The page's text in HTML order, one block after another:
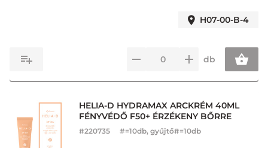
H07-00-B-4
db
HELIA-D HYDRAMAX ARCKRÉM 40ML
FÉNYVÉDŐ F50+ ÉRZÉKENY BŐRRE
#220735 #=10db, gyűjtő#=10db